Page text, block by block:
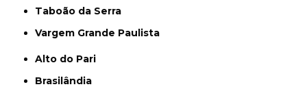
Taboão da Serra
Vargem Grande Paulista
Alto do Pari
Brasilândia